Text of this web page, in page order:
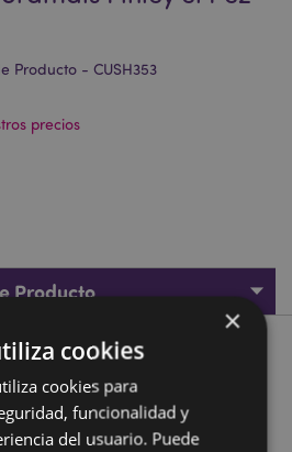
Producto - CUSH353
precios
Producto
Relaxeazzz Adoramals
×
cookies
cookies para
funcionalidad y
del usuario. Puede